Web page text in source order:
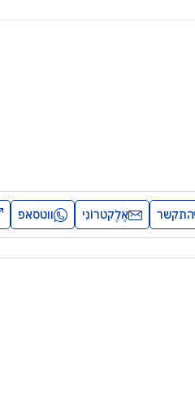
התקשר אֶלֶקטרוֹנִי ווטסאפ